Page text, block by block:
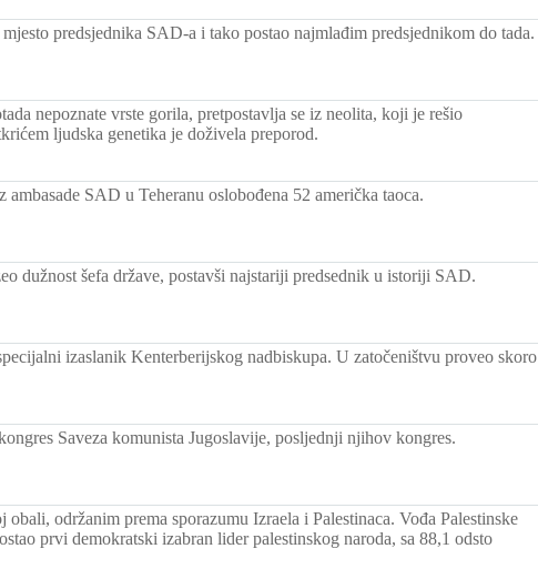
predsjednika SAD-a i tako postao najmlađim predsjednikom do tada.
nepoznate vrste gorila, pretpostavlja se iz neolita, koji je rešio
ljudska genetika je doživela preporod.
ambasade SAD u Teheranu oslobođena 52 američka taoca.
dužnost šefa države, postavši najstariji predsednik u istoriji SAD.
izaslanik Kenterberijskog nadbiskupa. U zatočeništvu proveo skoro
Saveza komunista Jugoslavije, posljednji njihov kongres.
održanim prema sporazumu Izraela i Palestinaca. Vođa Palestinske
prvi demokratski izabran lider palestinskog naroda, sa 88,1 odsto